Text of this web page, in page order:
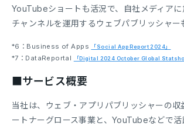
YouTubeショートも活況で、自社メディア
チャンネルを運用するウェブパブリッシャー
*6：Business of Apps 「Social App Report 2024」
*7：DataReportal 「Digital 2024 October Global
■サービス概要
当社は、ウェブ・アプリパブリッシャーの収
ートナーグロース事業と、YouTubeなどで活